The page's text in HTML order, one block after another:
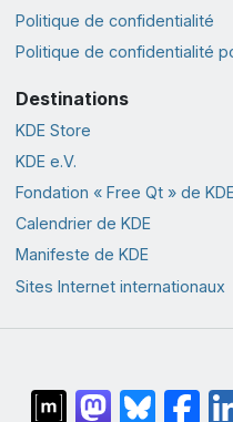
Politique de confidentialité
Politique de confidentialité
Destinations
KDE Store
KDE e.V.
Fondation « Free Qt » de KDE
Calendrier de KDE
Manifeste de KDE
Sites Internet internationaux